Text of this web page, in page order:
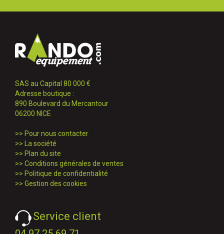
SAS au Capital 80 000 €
Adresse boutique :
890 Boulevard du Mercantour
06200 NICE
>> Pour nous contacter
>>
La société
>> Plan du site
>> Conditions générales de ventes
>> Politique de confidentialité
>> Gestion des cookies
Service client